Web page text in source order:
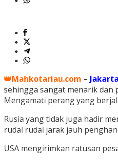
👑Mahkotariau.com – Jakarta
sehingga sangat menarik dan
Mengamati perang yang
Rusia yang tidak juga hadir
rudal rudal jarak jauh
USA mengirimkan ratusan